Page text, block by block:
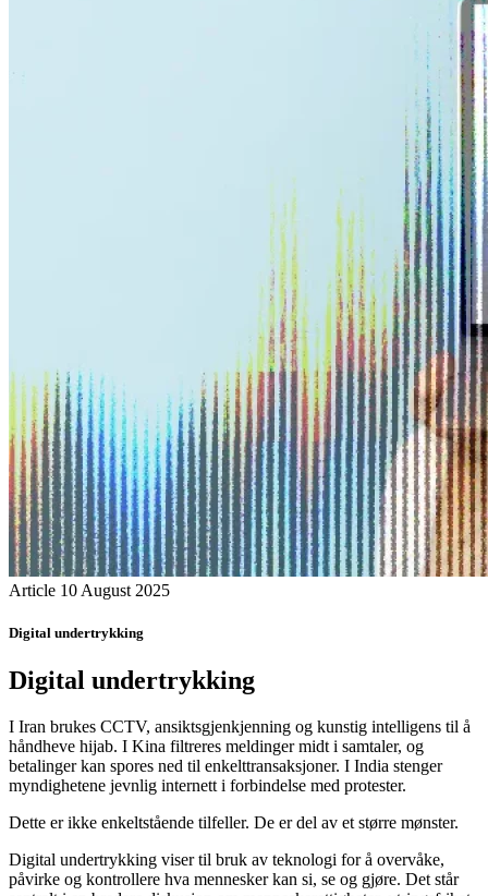
Article 10 August 2025
Digital undertrykking
Digital undertrykking
I Iran brukes CCTV, ansiktsgjenkjenning og kunstig intelligens til å
håndheve hijab. I Kina filtreres meldinger midt i samtaler, og
betalinger kan spores ned til enkelttransaksjoner. I India stenger
myndighetene jevnlig internett i forbindelse med protester.
Dette er ikke enkeltstående tilfeller. De er del av et større mønster.
Digital undertrykking viser til bruk av teknologi for å overvåke,
påvirke og kontrollere hva mennesker kan si, se og gjøre. Det står